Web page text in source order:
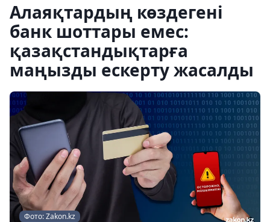
Алаяқтардың көздегені
банк шоттары емес:
қазақстандықтарға
маңызды ескерту жасалды
Фото: Zakon.kz